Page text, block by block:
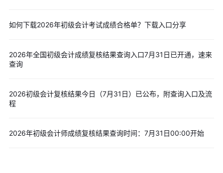
如何下载2026年初级会计考试成绩合格单？下载入口分享
2026年全国初级会计成绩复核结果查询入口7月31日已开通，速来
查询
2026初级会计复核结果今日（7月31日）已公布，附查询入口及流
程
2026年初级会计师成绩复核结果查询时间：7月31日00:00开始